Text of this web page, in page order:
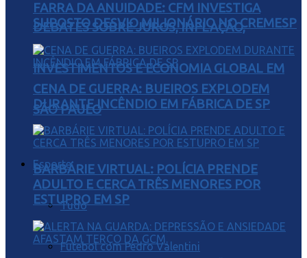
DEBATES SOBRE JUROS, INFLAÇÃO,
INVESTIMENTOS E ECONOMIA GLOBAL EM
SÃO PAULO
Esporte
Tudo
Futebol com Pedro Valentini
FARRA DA ANUIDADE: CFM INVESTIGA
SUPOSTO DESVIO MILIONÁRIO NO CREMESP
CENA DE GUERRA: BUEIROS EXPLODEM
DURANTE INCÊNDIO EM FÁBRICA DE SP
BARBÁRIE VIRTUAL: POLÍCIA PRENDE
ADULTO E CERCA TRÊS MENORES POR
ESTUPRO EM SP